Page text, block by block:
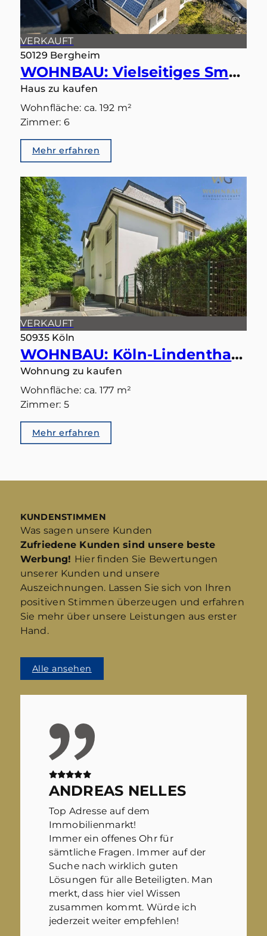
VERKAUFT
50129 Bergheim
WOHNBAU: Vielseitiges Smart-Home: Ideal als Einfamilienhaus oder Zweiparteienhaus
Haus zu kaufen
Wohnfläche: ca. 192 m²
Zimmer: 6
Mehr erfahren
VERKAUFT
50935 Köln
WOHNBAU: Köln-Lindenthal – Maisonette mit eigenem Gartentörchen in den Stadtwald
Wohnung zu kaufen
Wohnfläche: ca. 177 m²
Zimmer: 5
Mehr erfahren
KUNDENSTIMMEN
Was sagen unsere Kunden
Zufriedene Kunden sind unsere beste
Werbung! Hier finden Sie Bewertungen
unserer Kunden und unsere
Auszeichnungen. Lassen Sie sich von Ihren
positiven Stimmen überzeugen und erfahren
Sie mehr über unsere Leistungen aus erster
Hand.
Alle ansehen
ANDREAS NELLES
Top Adresse auf dem
Immobilienmarkt!
Immer ein offenes Ohr für
sämtliche Fragen. Immer auf der
Suche nach wirklich guten
Lösungen für alle Beteiligten. Man
merkt, dass hier viel Wissen
zusammen kommt. Würde ich
jederzeit weiter empfehlen!